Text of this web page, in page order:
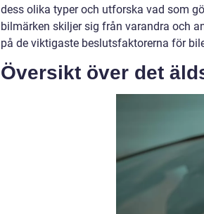
dess olika typer och utforska vad som
bilmärken skiljer sig från varandra och
på de viktigaste beslutsfaktorerna för
Översikt över det